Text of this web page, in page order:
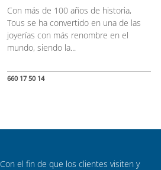
Con más de 100 años de historia,
Tous se ha convertido en una de las
joyerías con más renombre en el
mundo, siendo la...
660 17 50 14
Con el fin de que los clientes visiten y